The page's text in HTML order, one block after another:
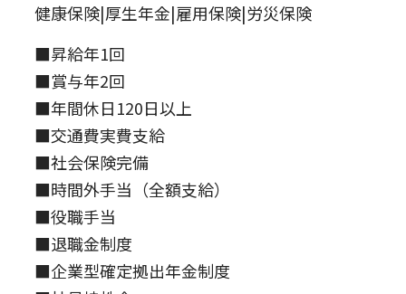
健康保険|厚生年金|雇用保険|労災保険
■昇給年1回
■賞与年2回
■年間休日120日以上
■交通費実費支給
■社会保険完備
■時間外手当（全額支給）
■役職手当
■退職金制度
■企業型確定拠出年金制度